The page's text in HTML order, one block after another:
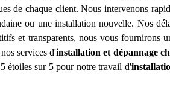
de chaque client. Nous intervenons
ou une installation nouvelle. Nos
et transparents, nous vous
services d'installation et dépannage
étoiles sur 5 pour notre travail d'